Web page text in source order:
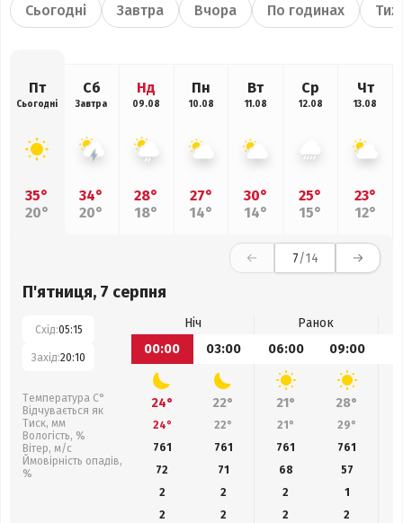
Сьогодні Завтра Вчора По годинах
Пт
Сьогодні
35°
20°
Сб
Завтра
34°
20°
Нд
09.08
28°
18°
Пн
10.08
27°
14°
Вт
11.08
30°
14°
Ср
12.08
25°
15°
Чт
13.08
23°
12°
7/14
П'ятниця, 7 серпня
Схід:05:15
Захід:20:10
Температура С°
Відчувається як
Тиск, мм
Вологість, %
Вітер, м/с
Ймовірність опадів,
%
Ніч
Ранок
00:00
03:00 06:00 09:00
24° 22° 21° 28°
24° 22° 21° 29°
761
761 761 761
72
71 68 57
2
2 2
1
2
2 2 2